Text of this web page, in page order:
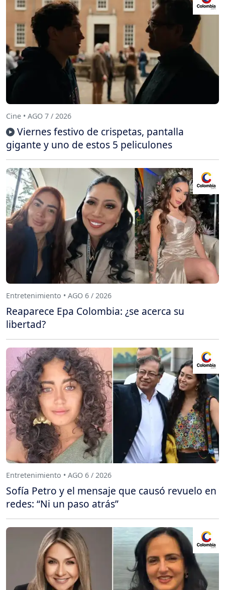
Cine • AGO 7 / 2026
Viernes festivo de crispetas, pantalla
gigante y uno de estos 5 peliculones
Entretenimiento • AGO 6 / 2026
Reaparece Epa Colombia: ¿se acerca su
libertad?
Entretenimiento • AGO 6 / 2026
Sofía Petro y el mensaje que causó revuelo en
redes: “Ni un paso atrás”